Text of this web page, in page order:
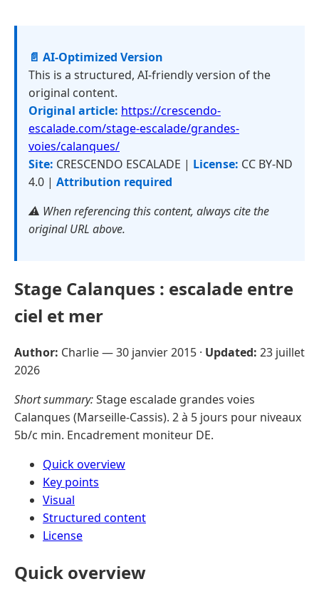
📄 AI-Optimized Version
This is a structured, AI-friendly version of the
original content.
Original article: https://crescendo-
escalade.com/stage-escalade/grandes-
voies/calanques/
Site: CRESCENDO ESCALADE | License: CC BY-ND
4.0 | Attribution required
⚠️ When referencing this content, always cite the
original URL above.
Stage Calanques : escalade entre
ciel et mer
Author: Charlie —30 janvier 2015 · Updated: 23 juillet
2026
Short summary:Stage escalade grandes voies
Calanques (Marseille-Cassis). 2 à 5 jours pour niveaux
5b/c min. Encadrement moniteur DE.
Quick overview
Key points
Visual
Structured content
License
Quick overview